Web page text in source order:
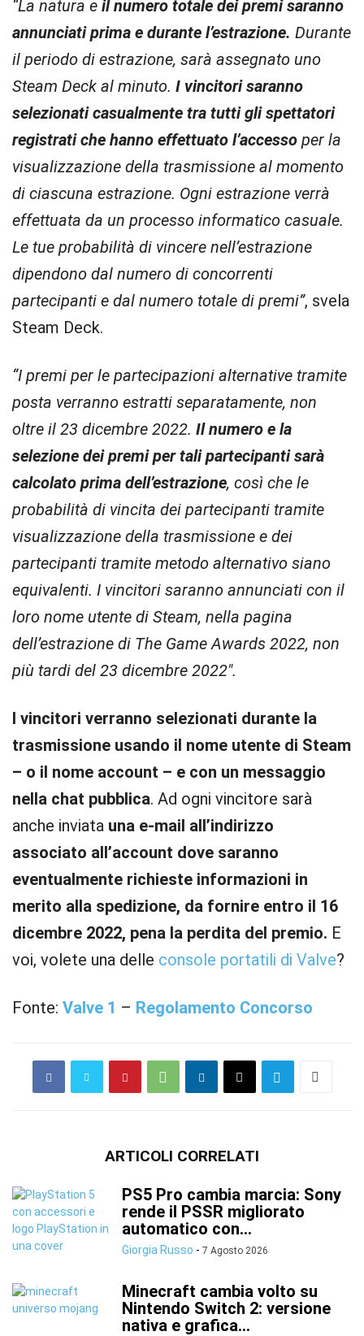
“La natura e il numero totale dei premi saranno
annunciati prima e durante l’estrazione. Durante
il periodo di estrazione, sarà assegnato uno
Steam Deck al minuto. I vincitori saranno
selezionati casualmente tra tutti gli spettatori
registrati che hanno effettuato l’accesso per la
visualizzazione della trasmissione al momento
di ciascuna estrazione. Ogni estrazione verrà
effettuata da un processo informatico casuale.
Le tue probabilità di vincere nell’estrazione
dipendono dal numero di concorrenti
partecipanti e dal numero totale di premi”, svela
Steam Deck.
“I premi per le partecipazioni alternative tramite
posta verranno estratti separatamente, non
oltre il 23 dicembre 2022. Il numero e la
selezione dei premi per tali partecipanti sarà
calcolato prima dell’estrazione, così che le
probabilità di vincita dei partecipanti tramite
visualizzazione della trasmissione e dei
partecipanti tramite metodo alternativo siano
equivalenti. I vincitori saranno annunciati con il
loro nome utente di Steam, nella pagina
dell’estrazione di The Game Awards 2022, non
più tardi del 23 dicembre 2022″.
I vincitori verranno selezionati durante la
trasmissione usando il nome utente di Steam
– o il nome account – e con un messaggio
nella chat pubblica. Ad ogni vincitore sarà
anche inviata una e-mail all’indirizzo
associato all’account dove saranno
eventualmente richieste informazioni in
merito alla spedizione, da fornire entro il 16
dicembre 2022, pena la perdita del premio. E
voi, volete una delle console portatili di Valve?
Fonte: Valve 1 – Regolamento Concorso
ARTICOLI CORRELATI
PS5 Pro cambia marcia: Sony
rende il PSSR migliorato
automatico con...
Giorgia Russo - 7 Agosto 2026
Minecraft cambia volto su
Nintendo Switch 2: versione
nativa e grafica...